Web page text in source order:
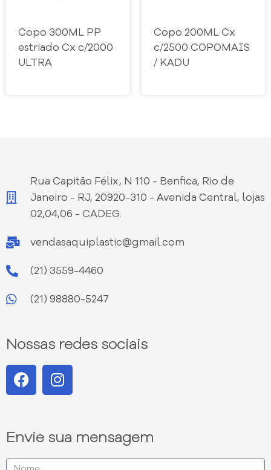
Copo 300ML PP
estriado Cx c/2000
ULTRA
Copo 200ML Cx
c/2500 COPOMAIS
/ KADU
Rua Capitão Félix, N 110 - Benfica, Rio de
Janeiro - RJ, 20920-310 - Avenida Central, lojas
02,04,06 - CADEG.
vendasaquiplastic@gmail.com
(21) 3559-4460
(21) 98880-5247
Nossas redes sociais
Envie sua mensagem